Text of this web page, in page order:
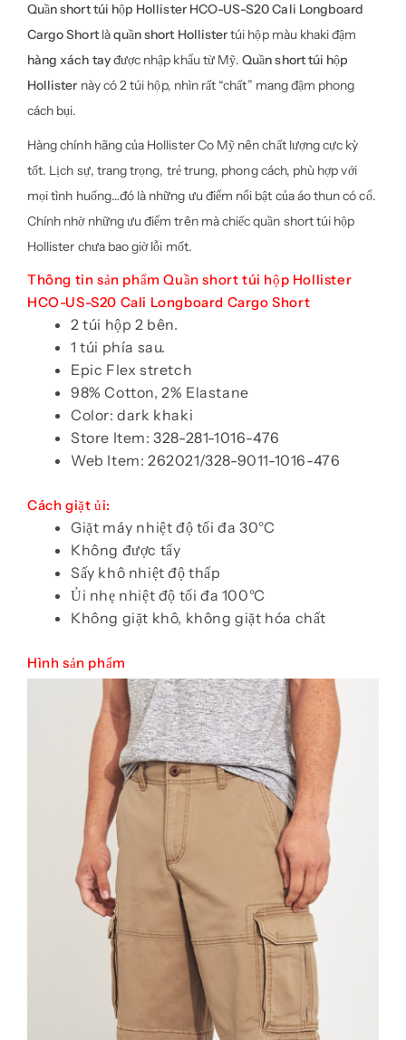
Quần short túi hộp Hollister HCO-US-S20 Cali Longboard
Cargo Shortlàquần short Hollistertúi hộp màu khaki đậm
hàng xách tayđược nhập khẩu từ Mỹ.Quần short túi hộp
Hollister này có 2 túi hộp, nhìn rất “chất” mang đậm phong
cách bụi.
Hàng chính hãng của Hollister Co Mỹ nên chất lượng cực kỳ
tốt. Lịch sự, trang trọng, trẻ trung, phong cách, phù hợp với
mọi tình huống…đó là những ưu điểm nổi bật của áo thun có cổ.
Chính nhờ những ưu điểm trên mà chiếc quần short túi hộp
Hollister chưa bao giờ lỗi mốt.
Thông tin sản phẩm Quần short túi hộp Hollister
HCO-US-S20 Cali Longboard Cargo Short
2 túi hộp 2 bên.
1 túi phía sau.
Epic Flex stretch
98% Cotton, 2% Elastane
Color: dark khaki
Store Item: 328-281-1016-476
Web Item: 262021/328-9011-1016-476
Cách giặt ủi:
Giặt máy nhiệt độ tối đa 30°C
Không được tẩy
Sấy khô nhiệt độ thấp
Ủi nhẹ nhiệt độ tối đa 100°C
Không giặt khô, không giặt hóa chất
Hình sản phẩm